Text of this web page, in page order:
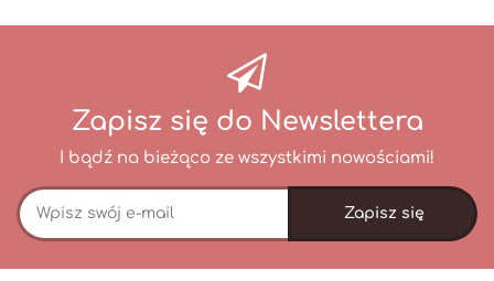
Zapisz się do Newslettera
I bądź na bieżąco ze wszystkimi nowościami!